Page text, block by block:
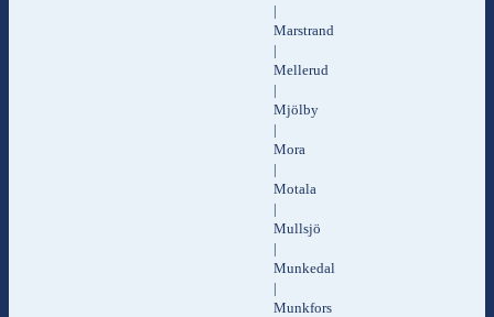
|
Marstrand
|
Mellerud
|
Mjölby
|
Mora
|
Motala
|
Mullsjö
|
Munkedal
|
Munkfors